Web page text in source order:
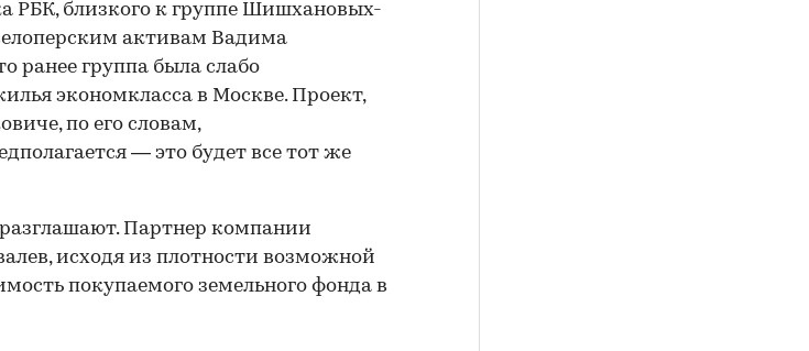
РБК, близкого к группе Шишхановых-
активам Вадима
ранее группа была слабо
экономкласса в Москве. Проект,
по его словам,
— это будет все тот же
Партнер компании
исходя из плотности возможной
покупаемого земельного фонда в